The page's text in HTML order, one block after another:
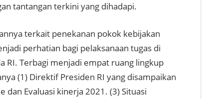
tantangan terkini yang dihadapi.
terkait penekanan pokok kebijakan
perhatian bagi pelaksanaan tugas di
RI. Terbagi menjadi empat ruang lingkup
(1) Direktif Presiden RI yang disampaikan
dan Evaluasi kinerja 2021. (3) Situasi